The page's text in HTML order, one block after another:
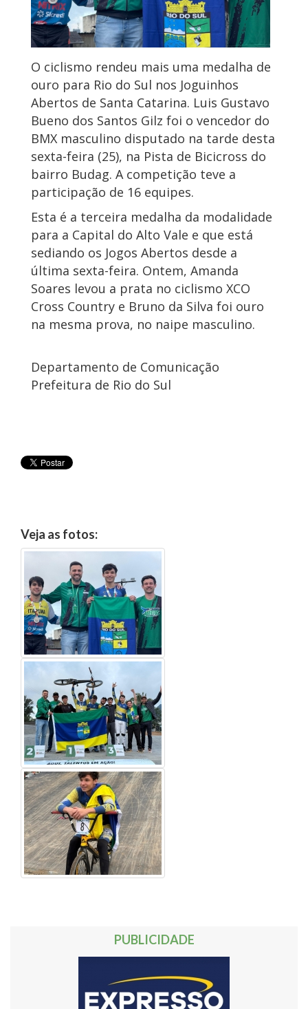
O ciclismo rendeu mais uma medalha de
ouro para Rio do Sul nos Joguinhos
Abertos de Santa Catarina. Luis Gustavo
Bueno dos Santos Gilz foi o vencedor do
BMX masculino disputado na tarde desta
sexta-feira (25), na Pista de Bicicross do
bairro Budag. A competição teve a
participação de 16 equipes.
Esta é a terceira medalha da modalidade
para a Capital do Alto Vale e que está
sediando os Jogos Abertos desde a
última sexta-feira. Ontem, Amanda
Soares levou a prata no ciclismo XCO
Cross Country e Bruno da Silva foi ouro
na mesma prova, no naipe masculino.
Departamento de Comunicação
Prefeitura de Rio do Sul
Veja as fotos:
PUBLICIDADE